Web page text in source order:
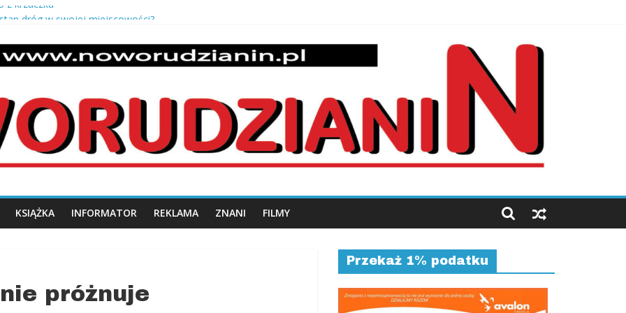
krzaczka
Europy – opowieść Józefa Kmity
odbiór mieszkania od dewelopera?
KSIĄŻKA INFORMATOR REKLAMA ZNANI FILMY
próżnuje
Przekaż 1% podatku